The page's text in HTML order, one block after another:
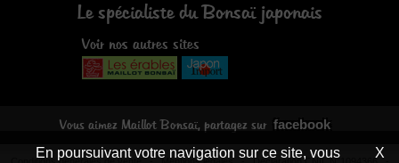
Le spécialiste du Bonsaï japonais
Voir nos autres sites
Vous aimez Maillot Bonsaï, partagez sur facebook
En poursuivant votre navigation sur ce site, vous
X